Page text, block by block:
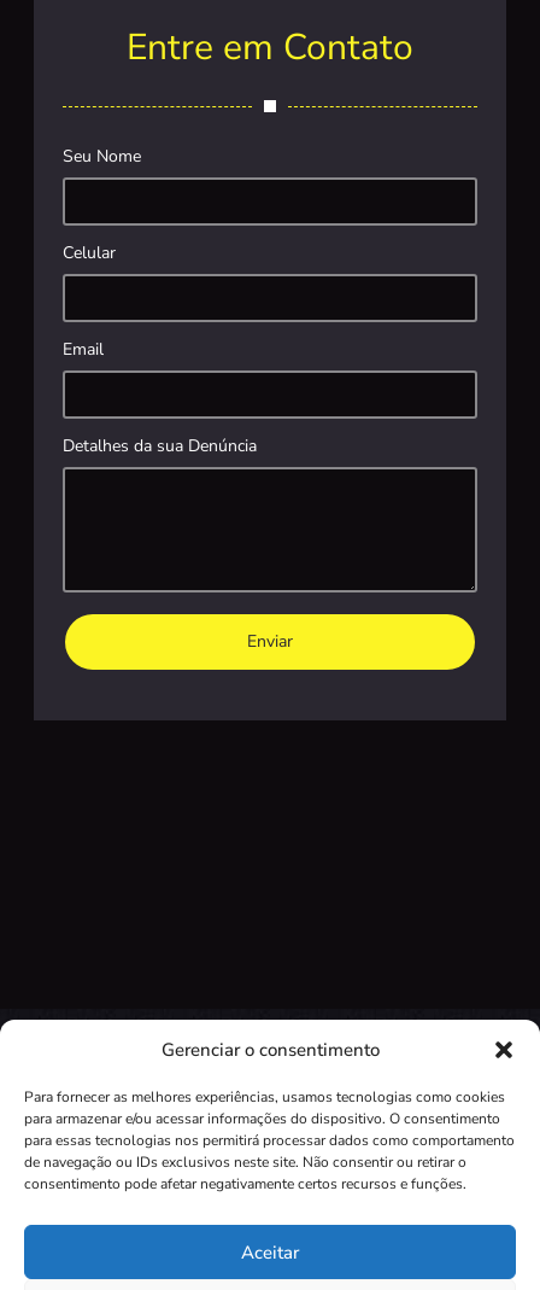
Gerenciar o consentimento
Para fornecer as melhores experiências, usamos tecnologias como cookies
para armazenar e/ou acessar informações do dispositivo. O consentimento
para essas tecnologias nos permitirá processar dados como comportamento
de navegação ou IDs exclusivos neste site. Não consentir ou retirar o
consentimento pode afetar negativamente certos recursos e funções.
Aceitar
Entre em Contato
Seu Nome
Celular
Email
Detalhes da sua Denúncia
Enviar
Independente do seu questionamento.
Encontraremos a verdade com expertise profissional.